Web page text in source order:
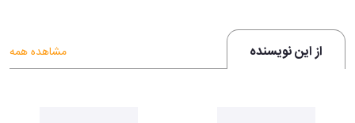
از این نویسنده مشاهده همه